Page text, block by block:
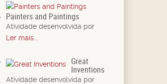
Painters and Paintings
Atividade desenvolvida por
Ler mais...
Great
Inventions
Atividade desenvolvida por